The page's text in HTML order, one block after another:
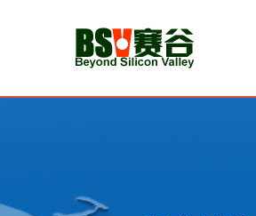
新
态